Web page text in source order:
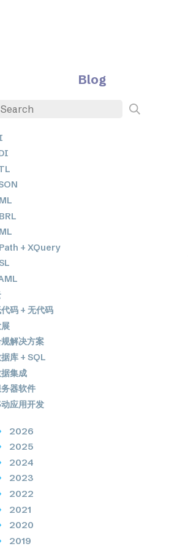
Blog
+ XQuery
码 + 无代码
解决方案
库 + SQL
集成
器软件
应用开发
2026
2025
2024
2023
2022
2021
2020
2019